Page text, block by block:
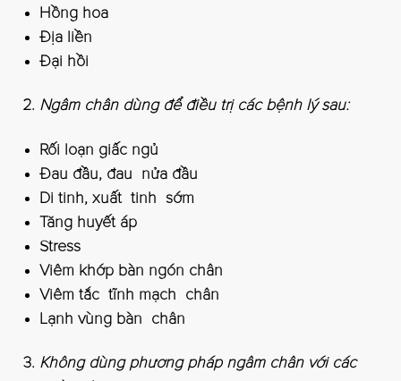
Hồng hoa
Địa liền
Đại hồi
Ngâm chân dùng để điều trị các bệnh lý sau:
Rối loạn giấc ngủ
Đau đầu, đau nửa đầu
Di tinh, xuất tinh sớm
Tăng huyết áp
Stress
Viêm khớp bàn ngón chân
Viêm tắc tĩnh mạch chân
Lạnh vùng bàn chân
Không dùng phương pháp ngâm chân với các